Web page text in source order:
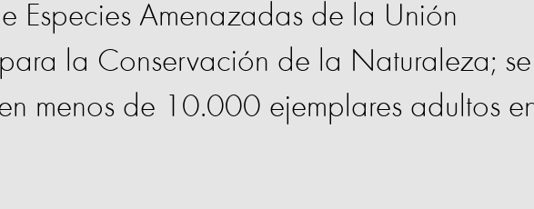
Especies Amenazadas de la Unión
la Conservación de la Naturaleza; se
menos de 10.000 ejemplares adultos